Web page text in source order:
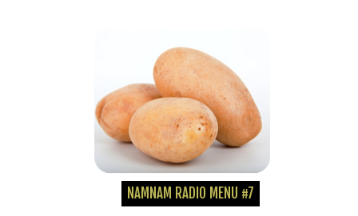
NAMNAM RADIO MENU #7